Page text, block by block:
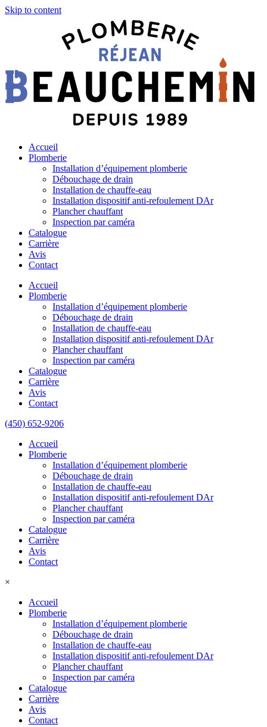
Skip to content
Accueil
Plomberie
Installation d’équipement plomberie
Débouchage de drain
Installation de chauffe-eau
Installation dispositif anti-refoulement DAr
Plancher chauffant
Inspection par caméra
Catalogue
Carrière
Avis
Contact
Accueil
Plomberie
Installation d’équipement plomberie
Débouchage de drain
Installation de chauffe-eau
Installation dispositif anti-refoulement DAr
Plancher chauffant
Inspection par caméra
Catalogue
Carrière
Avis
Contact
(450) 652-9206
Accueil
Plomberie
Installation d’équipement plomberie
Débouchage de drain
Installation de chauffe-eau
Installation dispositif anti-refoulement DAr
Plancher chauffant
Inspection par caméra
Catalogue
Carrière
Avis
Contact
×
Accueil
Plomberie
Installation d’équipement plomberie
Débouchage de drain
Installation de chauffe-eau
Installation dispositif anti-refoulement DAr
Plancher chauffant
Inspection par caméra
Catalogue
Carrière
Avis
Contact